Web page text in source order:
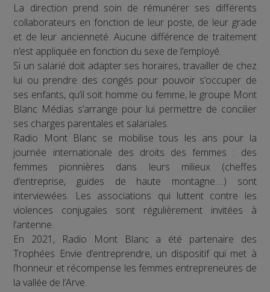
La direction prend soin de rémunérer ses différents
collaborateurs en fonction de leur poste, de leur grade
et de leur ancienneté. Aucune différence de traitement
n’est appliquée en fonction du sexe de l’employé.
Si un salarié doit adapter ses horaires, travailler de chez
lui ou prendre des congés pour pouvoir s’occuper de
ses enfants, qu’il soit homme ou femme, le groupe Mont
Blanc Médias s’arrange pour lui permettre de concilier
ses charges parentales et salariales.
Radio Mont Blanc se mobilise tous les ans pour la
journée internationale des droits des femmes : des
femmes pionnières dans leurs milieux (cheffes
d’entreprise, guides de haute montagne….) sont
interviewées. Les associations qui luttent contre les
violences conjugales sont régulièrement invitées à
l’antenne.
En 2021, Radio Mont Blanc a été partenaire des
Trophées Envie d’entreprendre, un dispositif qui met à
l’honneur et récompense les femmes entrepreneures de
la vallée de l’Arve.